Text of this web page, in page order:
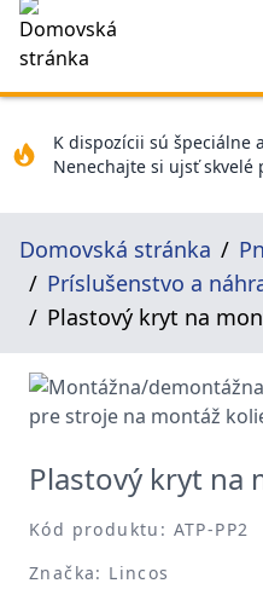
K dispozícii sú špeciálne
Nenechajte si ujsť skvelé
Domovská stránka
Príslušenstvo a
Plastový kryt na
Plastový kryt na
Kód produktu: ATP-PP2
Značka: Lincos